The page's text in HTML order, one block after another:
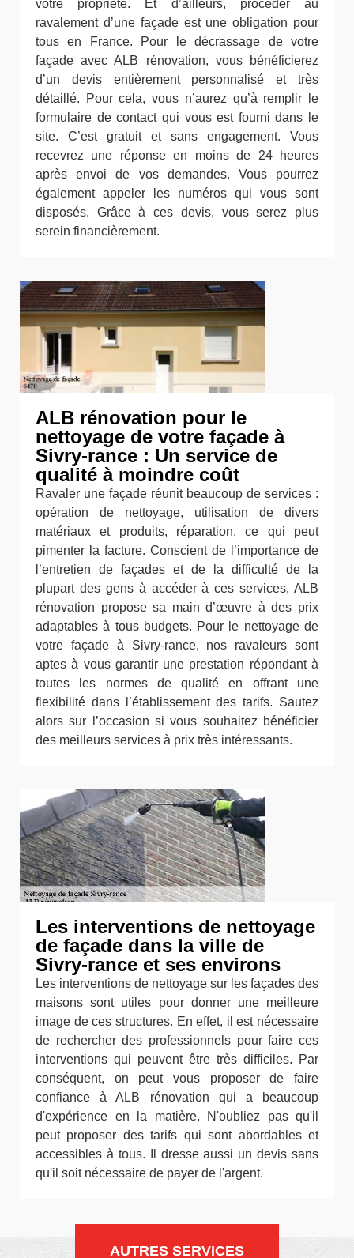
votre propriété. Et d’ailleurs, procéder au
ravalement d’une façade est une obligation pour
tous en France. Pour le décrassage de votre
façade avec ALB rénovation, vous bénéficierez
d’un devis entièrement personnalisé et très
détaillé. Pour cela, vous n’aurez qu’à remplir le
formulaire de contact qui vous est fourni dans le
site. C’est gratuit et sans engagement. Vous
recevrez une réponse en moins de 24 heures
après envoi de vos demandes. Vous pourrez
également appeler les numéros qui vous sont
disposés. Grâce à ces devis, vous serez plus
serein financièrement.
ALB rénovation pour le
nettoyage de votre façade à
Sivry-rance : Un service de
qualité à moindre coût
Ravaler une façade réunit beaucoup de services :
opération de nettoyage, utilisation de divers
matériaux et produits, réparation, ce qui peut
pimenter la facture. Conscient de l’importance de
l’entretien de façades et de la difficulté de la
plupart des gens à accéder à ces services, ALB
rénovation propose sa main d’œuvre à des prix
adaptables à tous budgets. Pour le nettoyage de
votre façade à Sivry-rance, nos ravaleurs sont
aptes à vous garantir une prestation répondant à
toutes les normes de qualité en offrant une
flexibilité dans l’établissement des tarifs. Sautez
alors sur l’occasion si vous souhaitez bénéficier
des meilleurs services à prix très intéressants.
Les interventions de nettoyage
de façade dans la ville de
Sivry-rance et ses environs
Les interventions de nettoyage sur les façades des
maisons sont utiles pour donner une meilleure
image de ces structures. En effet, il est nécessaire
de rechercher des professionnels pour faire ces
interventions qui peuvent être très difficiles. Par
conséquent, on peut vous proposer de faire
confiance à ALB rénovation qui a beaucoup
d'expérience en la matière. N'oubliez pas qu'il
peut proposer des tarifs qui sont abordables et
accessibles à tous. Il dresse aussi un devis sans
qu'il soit nécessaire de payer de l'argent.
AUTRES SERVICES